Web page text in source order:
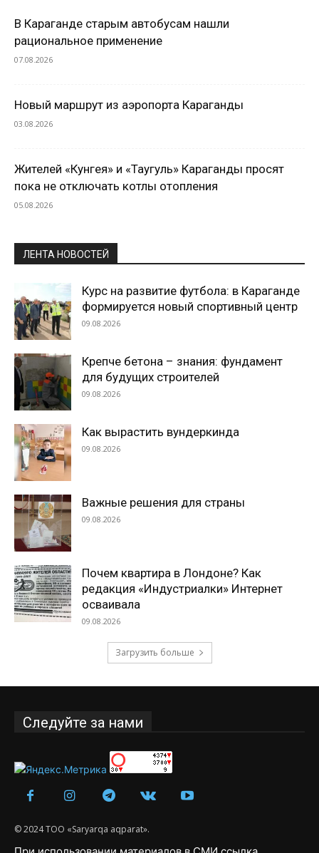
В Караганде старым автобусам нашли
рациональное применение
07.08.2026
Новый маршрут из аэропорта Караганды
03.08.2026
Жителей «Кунгея» и «Таугуль» Караганды просят
пока не отключать котлы отопления
05.08.2026
ЛЕНТА НОВОСТЕЙ
Курс на развитие футбола: в Караганде
формируется новый спортивный центр
09.08.2026
Крепче бетона – знания: фундамент
для будущих строителей
09.08.2026
Как вырастить вундеркинда
09.08.2026
Важные решения для страны
09.08.2026
Почем квартира в Лондоне? Как
редакция «Индустриалки» Интернет
осваивала
09.08.2026
Загрузить больше
Следуйте за нами
© 2024 ТОО «Saryarqa aqparat».